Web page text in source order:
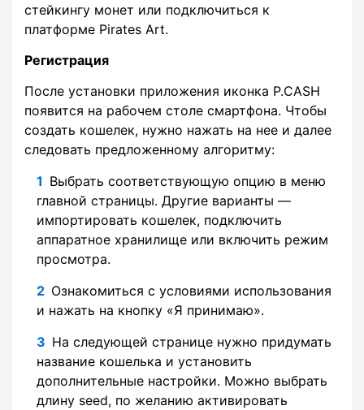
стейкингу монет или подключиться к
платформе Pirates Art.
Регистрация
После установки приложения иконка P.CASH
появится на рабочем столе смартфона. Чтобы
создать кошелек, нужно нажать на нее и далее
следовать предложенному алгоритму:
Выбрать соответствующую опцию в меню
главной страницы. Другие варианты —
импортировать кошелек, подключить
аппаратное хранилище или включить режим
просмотра.
Ознакомиться с условиями использования
и нажать на кнопку «Я принимаю».
На следующей странице нужно придумать
название кошелька и установить
дополнительные настройки. Можно выбрать
длину seed, по желанию активировать